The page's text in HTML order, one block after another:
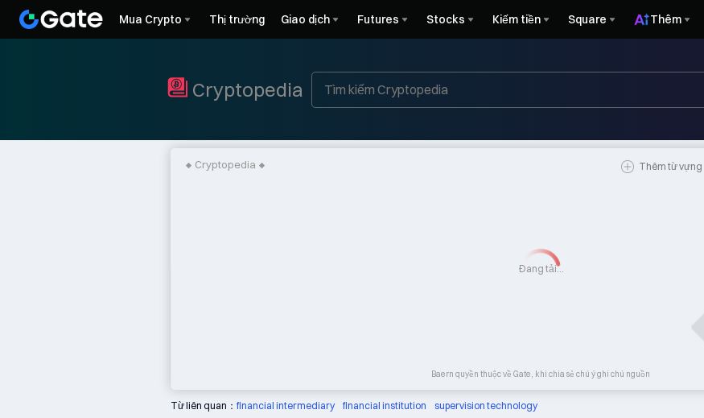
Mua Crypto Thị trường Giao dịch Futures Stocks Kiếm tiền Square Thêm
Cryptopedia
Cryptopedia Thêm từ vựng
Đang tải...
Baern quyền thuộc về Gate, khi chia sẻ chú ý ghi chú nguồn
Từ liên quan： financial intermediary financial institution supervision technology